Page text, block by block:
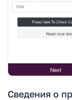
Сведения о